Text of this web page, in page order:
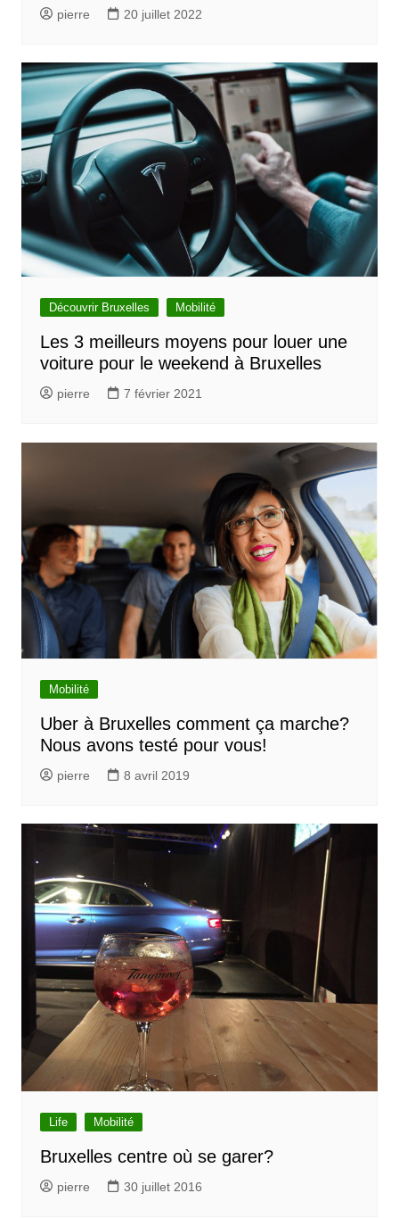
pierre 20 juillet 2022
Découvrir Bruxelles Mobilité
Les 3 meilleurs moyens pour louer une
voiture pour le weekend à Bruxelles
pierre 7 février 2021
Mobilité
Uber à Bruxelles comment ça marche?
Nous avons testé pour vous!
pierre 8 avril 2019
Life Mobilité
Bruxelles centre où se garer?
pierre 30 juillet 2016